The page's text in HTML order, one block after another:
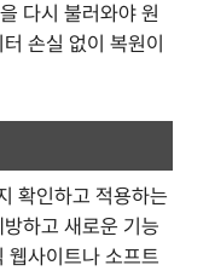
다시 불러와야 원
손실 없이 복원이
확인하고 적용하는
하고 새로운 기능
웹사이트나 소프트